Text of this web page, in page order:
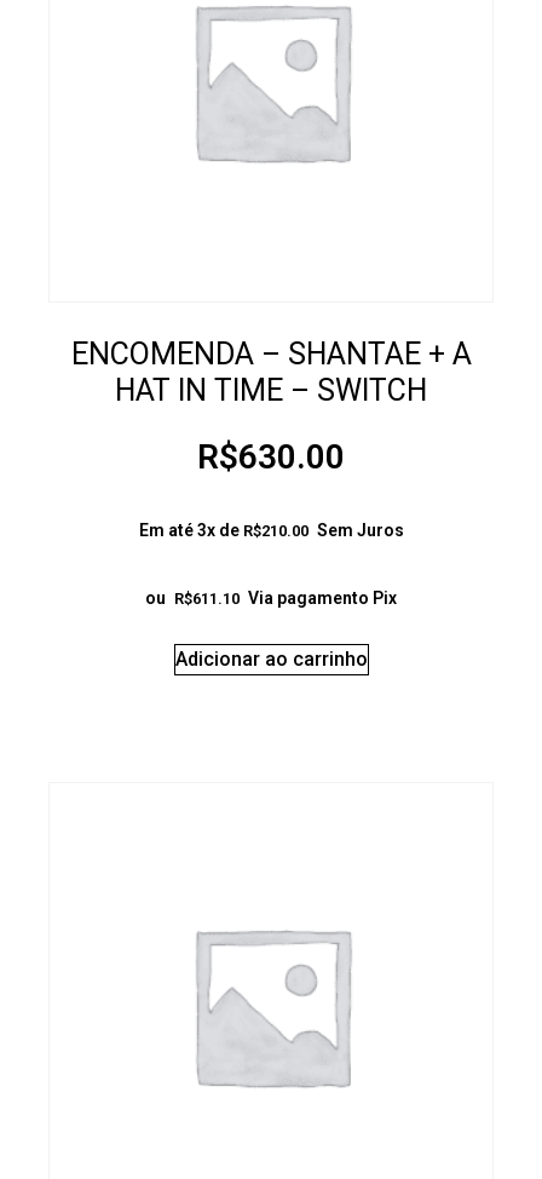
ENCOMENDA – SHANTAE + A
HAT IN TIME – SWITCH
R$630.00
Em até 3x de R$210.00 Sem Juros
ou R$611.10 Via pagamento Pix
Adicionar ao carrinho